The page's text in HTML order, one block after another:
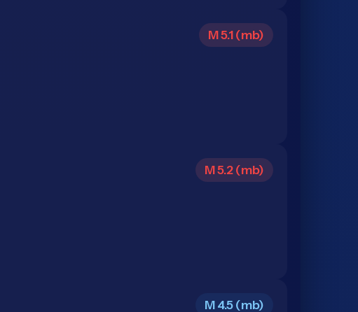
M 5.1 (mb)
M 5.2 (mb)
M 4.5 (mb)